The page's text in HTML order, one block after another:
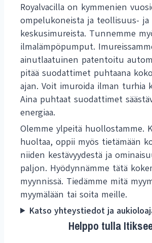
Royalvacilla on kymmenien
ompelukoneista ja teollisuus- ja
keskusimureista. Tunnemme
ilmalämpöpumput.
ainutlaatuinen patentoitu
pitää suodattimet puhtaana
ajan. Voit imuroida ilman turhia
Aina puhtaat suodattimet
energiaa.
Olemme ylpeitä huollostamme.
huoltaa, oppii myös tietämään
niiden kestävyydestä ja
paljon. Hyödynnämme tätä
myynnissä. Tiedämme mitä
myymälään tai soita meille.
Katso yhteystiedot ja
Helppo tulla